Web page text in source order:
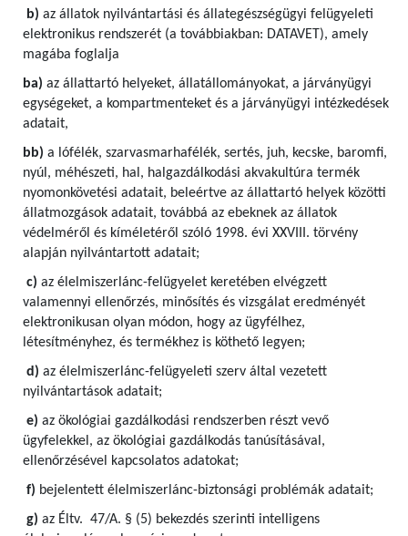
b) az állatok nyilvántartási és állategészségügyi felügyeleti
elektronikus rendszerét (a továbbiakban: DATAVET), amely
magába foglalja
ba) az állattartó helyeket, állatállományokat, a járványügyi
egységeket, a kompartmenteket és a járványügyi intézkedések
adatait,
bb) a lófélék, szarvasmarhafélék, sertés, juh, kecske, baromfi,
nyúl, méhészeti, hal, halgazdálkodási akvakultúra termék
nyomonkövetési adatait, beleértve az állattartó helyek közötti
állatmozgások adatait, továbbá az ebeknek az állatok
védelméről és kíméletéről szóló 1998. évi XXVIII. törvény
alapján nyilvántartott adatait;
c) az élelmiszerlánc-felügyelet keretében elvégzett
valamennyi ellenőrzés, minősítés és vizsgálat eredményét
elektronikusan olyan módon, hogy az ügyfélhez,
létesítményhez, és termékhez is köthető legyen;
d) az élelmiszerlánc-felügyeleti szerv által vezetett
nyilvántartások adatait;
e) az ökológiai gazdálkodási rendszerben részt vevő
ügyfelekkel, az ökológiai gazdálkodás tanúsításával,
ellenőrzésével kapcsolatos adatokat;
f) bejelentett élelmiszerlánc-biztonsági problémák adatait;
g) az Éltv. 47/A. § (5) bekezdés szerinti intelligens